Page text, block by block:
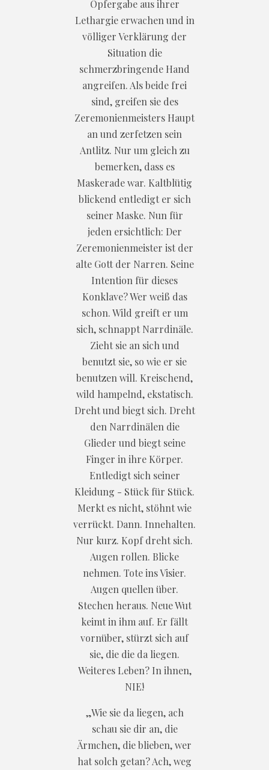
Opfergabe aus ihrer
Lethargie erwachen und in
völliger Verklärung der
Situation die
schmerzbringende Hand
angreifen. Als beide frei
sind, greifen sie des
Zeremonienmeisters Haupt
an und zerfetzen sein
Antlitz. Nur um gleich zu
bemerken, dass es
Maskerade war. Kaltblütig
blickend entledigt er sich
seiner Maske. Nun für
jeden ersichtlich: Der
Zeremonienmeister ist der
alte Gott der Narren. Seine
Intention für dieses
Konklave? Wer weiß das
schon. Wild greift er um
sich, schnappt Narrdinäle.
Zieht sie an sich und
benutzt sie, so wie er sie
benutzen will. Kreischend,
wild hampelnd, ekstatisch.
Dreht und biegt sich. Dreht
den Narrdinälen die
Glieder und biegt seine
Finger in ihre Körper.
Entledigt sich seiner
Kleidung - Stück für Stück.
Merkt es nicht, stöhnt wie
verrückt. Dann. Innehalten.
Nur kurz. Kopf dreht sich.
Augen rollen. Blicke
nehmen. Tote ins Visier.
Augen quellen über.
Stechen heraus. Neue Wut
keimt in ihm auf. Er fällt
vornüber, stürzt sich auf
sie, die die da liegen.
Weiteres Leben? In ihnen,
NIE!
„Wie sie da liegen, ach
schau sie dir an, die
Ärmchen, die blieben, wer
hat solch getan? Ach, weg